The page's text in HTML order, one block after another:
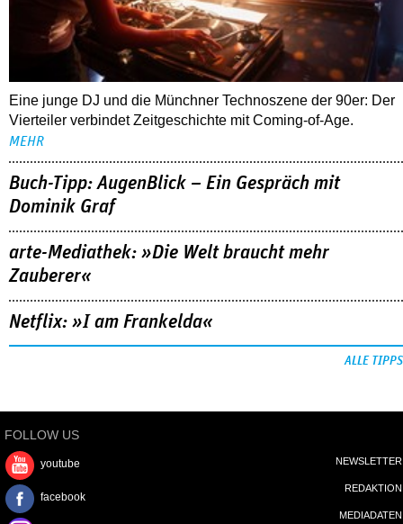
Eine junge DJ und die Münchner Technoszene der 90er: Der
Vierteiler verbindet Zeitgeschichte mit Coming-of-Age.
MEHR
Buch-Tipp: AugenBlick – Ein Gespräch mit
Dominik Graf
arte-Mediathek: »Die Welt braucht mehr
Zauberer«
Netflix: »I am Frankelda«
ALLE TIPPS
FOLLOW US
youtube
facebook
NEWSLETTER
REDAKTION
MEDIADATEN